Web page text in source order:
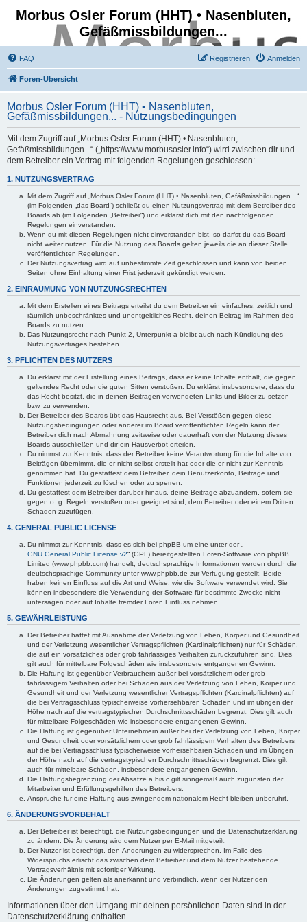
Morbus Osler Forum (HHT) • Nasenbluten,
Gefäßmissbildungen...
FAQ Anmelden
Registrieren
Foren-Übersicht
Morbus Osler Forum (HHT) • Nasenbluten,
Gefäßmissbildungen... - Nutzungsbedingungen
Mit dem Zugriff auf „Morbus Osler Forum (HHT) • Nasenbluten,
Gefäßmissbildungen...“ („https://www.morbusosler.info“) wird zwischen dir und
dem Betreiber ein Vertrag mit folgenden Regelungen geschlossen:
1. NUTZUNGSVERTRAG
Mit dem Zugriff auf „Morbus Osler Forum (HHT) • Nasenbluten, Gefäßmissbildungen...“
(im Folgenden „das Board“) schließt du einen Nutzungsvertrag mit dem Betreiber des
Boards ab (im Folgenden „Betreiber“) und erklärst dich mit den nachfolgenden
Regelungen einverstanden.
Wenn du mit diesen Regelungen nicht einverstanden bist, so darfst du das Board
nicht weiter nutzen. Für die Nutzung des Boards gelten jeweils die an dieser Stelle
veröffentlichten Regelungen.
Der Nutzungsvertrag wird auf unbestimmte Zeit geschlossen und kann von beiden
Seiten ohne Einhaltung einer Frist jederzeit gekündigt werden.
2. EINRÄUMUNG VON NUTZUNGSRECHTEN
Mit dem Erstellen eines Beitrags erteilst du dem Betreiber ein einfaches, zeitlich und
räumlich unbeschränktes und unentgeltliches Recht, deinen Beitrag im Rahmen des
Boards zu nutzen.
Das Nutzungsrecht nach Punkt 2, Unterpunkt a bleibt auch nach Kündigung des
Nutzungsvertrages bestehen.
3. PFLICHTEN DES NUTZERS
Du erklärst mit der Erstellung eines Beitrags, dass er keine Inhalte enthält, die gegen
geltendes Recht oder die guten Sitten verstoßen. Du erklärst insbesondere, dass du
das Recht besitzt, die in deinen Beiträgen verwendeten Links und Bilder zu setzen
bzw. zu verwenden.
Der Betreiber des Boards übt das Hausrecht aus. Bei Verstößen gegen diese
Nutzungsbedingungen oder anderer im Board veröffentlichten Regeln kann der
Betreiber dich nach Abmahnung zeitweise oder dauerhaft von der Nutzung dieses
Boards ausschließen und dir ein Hausverbot erteilen.
Du nimmst zur Kenntnis, dass der Betreiber keine Verantwortung für die Inhalte von
Beiträgen übernimmt, die er nicht selbst erstellt hat oder die er nicht zur Kenntnis
genommen hat. Du gestattest dem Betreiber, dein Benutzerkonto, Beiträge und
Funktionen jederzeit zu löschen oder zu sperren.
Du gestattest dem Betreiber darüber hinaus, deine Beiträge abzuändern, sofern sie
gegen o. g. Regeln verstoßen oder geeignet sind, dem Betreiber oder einem Dritten
Schaden zuzufügen.
4. GENERAL PUBLIC LICENSE
Du nimmst zur Kenntnis, dass es sich bei phpBB um eine unter der „
GNU General Public License v2“ (GPL) bereitgestellten Foren-Software von phpBB
Limited (www.phpbb.com) handelt; deutschsprachige Informationen werden durch die
deutschsprachige Community unter www.phpbb.de zur Verfügung gestellt. Beide
haben keinen Einfluss auf die Art und Weise, wie die Software verwendet wird. Sie
können insbesondere die Verwendung der Software für bestimmte Zwecke nicht
untersagen oder auf Inhalte fremder Foren Einfluss nehmen.
5. GEWÄHRLEISTUNG
Der Betreiber haftet mit Ausnahme der Verletzung von Leben, Körper und Gesundheit
und der Verletzung wesentlicher Vertragspflichten (Kardinalpflichten) nur für Schäden,
die auf ein vorsätzliches oder grob fahrlässiges Verhalten zurückzuführen sind. Dies
gilt auch für mittelbare Folgeschäden wie insbesondere entgangenen Gewinn.
Die Haftung ist gegenüber Verbrauchern außer bei vorsätzlichem oder grob
fahrlässigem Verhalten oder bei Schäden aus der Verletzung von Leben, Körper und
Gesundheit und der Verletzung wesentlicher Vertragspflichten (Kardinalpflichten) auf
die bei Vertragsschluss typischerweise vorhersehbaren Schäden und im übrigen der
Höhe nach auf die vertragstypischen Durchschnittsschäden begrenzt. Dies gilt auch
für mittelbare Folgeschäden wie insbesondere entgangenen Gewinn.
Die Haftung ist gegenüber Unternehmern außer bei der Verletzung von Leben, Körper
und Gesundheit oder vorsätzlichem oder grob fahrlässigem Verhalten des Betreibers
auf die bei Vertragsschluss typischerweise vorhersehbaren Schäden und im Übrigen
der Höhe nach auf die vertragstypischen Durchschnittsschäden begrenzt. Dies gilt
auch für mittelbare Schäden, insbesondere entgangenen Gewinn.
Die Haftungsbegrenzung der Absätze a bis c gilt sinngemäß auch zugunsten der
Mitarbeiter und Erfüllungsgehilfen des Betreibers.
Ansprüche für eine Haftung aus zwingendem nationalem Recht bleiben unberührt.
6. ÄNDERUNGSVORBEHALT
Der Betreiber ist berechtigt, die Nutzungsbedingungen und die Datenschutzerklärung
zu ändern. Die Änderung wird dem Nutzer per E-Mail mitgeteilt.
Der Nutzer ist berechtigt, den Änderungen zu widersprechen. Im Falle des
Widerspruchs erlischt das zwischen dem Betreiber und dem Nutzer bestehende
Vertragsverhältnis mit sofortiger Wirkung.
Die Änderungen gelten als anerkannt und verbindlich, wenn der Nutzer den
Änderungen zugestimmt hat.
Informationen über den Umgang mit deinen persönlichen Daten sind in der
Datenschutzerklärung enthalten.